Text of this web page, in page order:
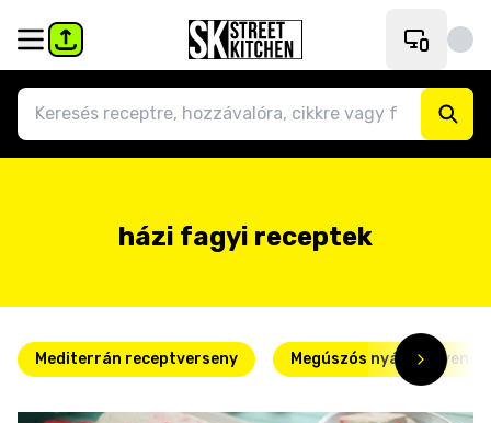
házi fagyi receptek
Mediterrán receptverseny Megúszós nyári